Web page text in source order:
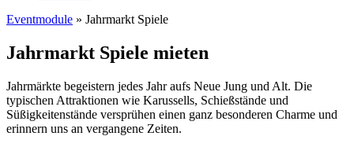
Eventmodule » Jahrmarkt Spiele
Jahrmarkt Spiele mieten
Jahrmärkte begeistern jedes Jahr aufs Neue Jung und Alt. Die
typischen Attraktionen wie Karussells, Schießstände und
Süßigkeitenstände versprühen einen ganz besonderen Charme und
erinnern uns an vergangene Zeiten.